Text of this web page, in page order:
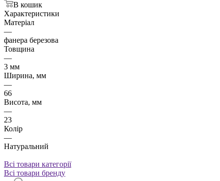
В кошик
Характеристики
Матеріал
—
фанера березова
Товщина
—
3 мм
Ширина, мм
—
66
Висота, мм
—
23
Колір
—
Натуральний
Всі товари категорії
Всі товари бренду